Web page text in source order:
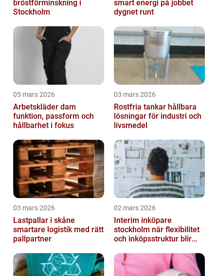
bröstförminskning i
Stockholm
smart energi på jobbet
dygnet runt
05 mars 2026
Arbetskläder dam
funktion, passform och
hållbarhet i fokus
03 mars 2026
Rostfria tankar hållbara
lösningar för industri och
livsmedel
03 mars 2026
Lastpallar i skåne
smartare logistik med rätt
pallpartner
02 mars 2026
Interim inköpare
stockholm när flexibilitet
och inköpsstruktur blir